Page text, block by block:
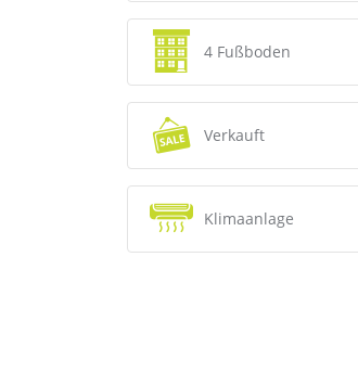
4 Fußboden
Verkauft
Klimaanlage